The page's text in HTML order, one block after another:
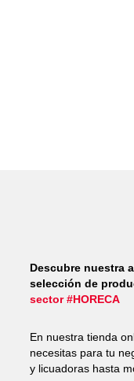
Descubre nuestra
selección de
sector #HORECA
En nuestra tienda
necesitas para tu
y licuadoras hasta